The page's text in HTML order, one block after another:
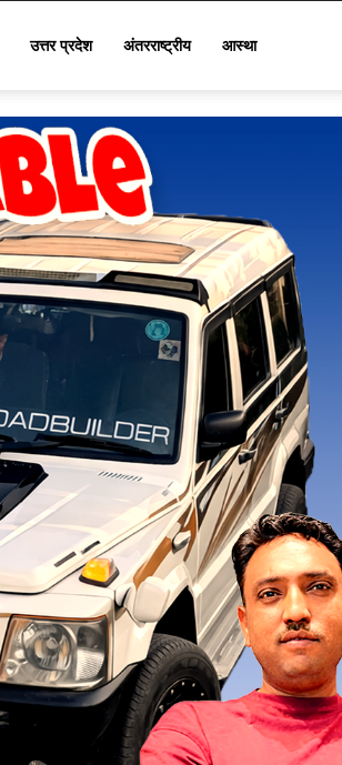
उत्तर प्रदेश अंतरराष्ट्रीय आस्था